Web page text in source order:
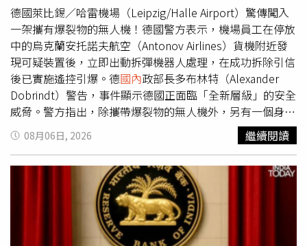
據悉，川普與習近平今年5月在北京舉行峰會時，同意以
「建設性戰略穩定關係」作為美中新雙邊關係架構的定義。
在那場峰會中，習近平將台灣問題形容為美中關係中「最關
鍵的問題」，敦促美方以「極其謹慎」的態度處理，並警告
若處理不當，兩國將發生「碰撞甚至衝突」，將整個中美關
係「推向十分危險的境地」。川普表示，他與習近平在訪中
期間「就台灣問題談了很多」，不過白宮公布的官方會談聲
明並未提及此議題。川普今年5月接受《福斯新聞》訪問時
表示，美國不會為台灣而發動戰爭，但他對未來是否持續對
台軍售釋出了互相矛盾的訊號。對此，總部設在比利時布魯
塞爾的非營利及非政府組織「國際危機組織」
（International Crisis Group）東北亞資深分析師William
Yang認為，在習近平預定訪美前，川普不太可能將軍售案提
交國會，因為他更可能優先確保峰會順利舉行，「川普已經
明確表示，在美中關係方面，維持與習近平友好且可運作的
德國萊比錫／哈雷機場（Leipzig/Halle Airport）驚傳闖入
一架攜有爆裂物的無人機！德國警方表示，機場員工在停放
中的烏克蘭安托諾夫航空（Antonov Airlines）貨機附近發
現可疑裝置後，立即出動拆彈機器人處理，在成功拆除引信
後已實施遙控引爆。德國內政部長多布林特（Alexander
Dobrindt）警告，事件顯示德國正面臨「全新層級」的安全
威脅。警方指出，除攜帶爆裂物的無人機外，另有一個身分
未明的物體撞上一架貨機，該機最後在漢諾威（Hanover）
安全降落，僅造成輕微損傷。事件發生後，萊比錫／哈雷機
場北跑道於當地時間凌晨1時55分恢復運作，但南跑道仍持
續關閉。萊比錫／哈雷機場除了是德國軍方及北約盟軍運輸
軍事物資的重要據點外，也是烏克蘭安托諾夫航空的基地，
同時為國際物流公司DHL的重要貨運樞紐，因此戰略地位十
分重要。近幾個月來，德國多處軍事基地、機場、能源設
08月06日, 2026 繼續閱讀